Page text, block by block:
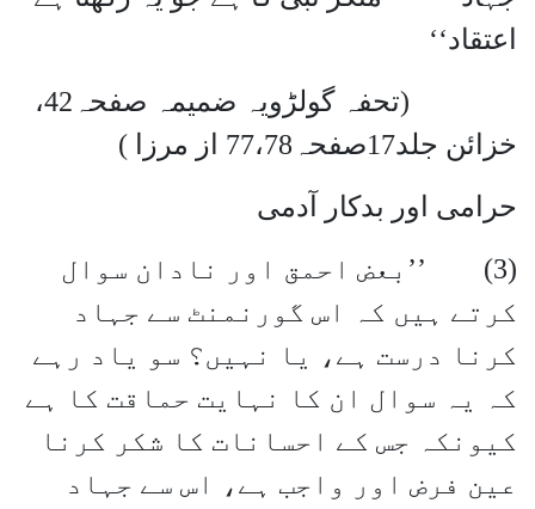
اعتقاد‘‘
(تحفہ گولڑویہ ضمیمہ صفحہ42،
خزائن جلد17صفحہ77،78 از مرزا )
حرامی اور بدکار آدمی
(3) ’’بعض احمق اور نادان سوال
کرتے ہیں کہ اس گورنمنٹ سے جہاد
کرنا درست ہے، یا نہیں؟ سو یاد رہے
کہ یہ سوال ان کا نہایت حماقت کا ہے
کیونکہ جس کے احسانات کا شکر کرنا
عین فرض اور واجب ہے، اس سے جہاد